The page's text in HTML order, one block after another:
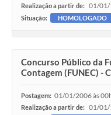
Realização a partir de: 01/
Situação: HOMOLOGADO
Concurso Público da
Contagem (FUNEC) -
Postagem: 01/01/2006 às
Realização a partir de: 01/